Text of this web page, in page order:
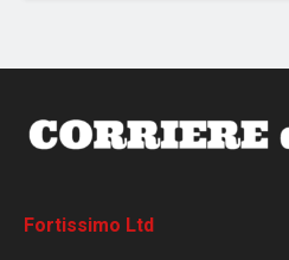
Fortissimo Ltd